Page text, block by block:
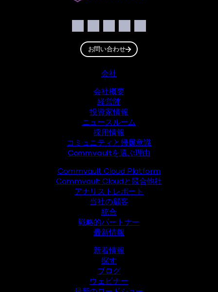
ソーシャルFacebook
Instagram
LinkedIn
TwitterYouTube
お問い合わせ
会社
会社概要
経営陣
投資家情報
ニュースルーム
採用情報
コミュニティと帰属意識
Commvaultを選ぶ理由
Commvault Cloud Platform
Commvault Cloudと競合他社
アナリストレポート
当社の顧客
統合
戦略的パートナー
最新情報
新着情報
探す
ブログ
ウェビナー